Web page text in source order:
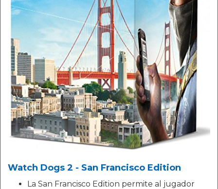
Watch Dogs 2 - San Francisco Edition
La San Francisco Edition permite al jugador